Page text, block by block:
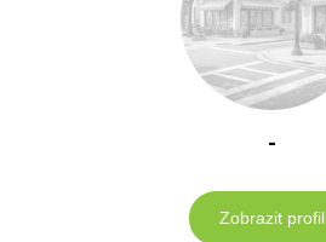
-
Zobrazit profil